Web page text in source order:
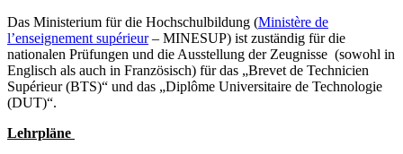
Das Ministerium für die Hochschulbildung (Ministère de
l’enseignement supérieur– MINESUP) ist zuständig für die
nationalen Prüfungen und die Ausstellung der Zeugnisse (sowohl in
Englisch als auch in Französisch) für das „Brevet de Technicien
Supérieur (BTS)“ und das „Diplôme Universitaire de Technologie
(DUT)“.
Lehrpläne